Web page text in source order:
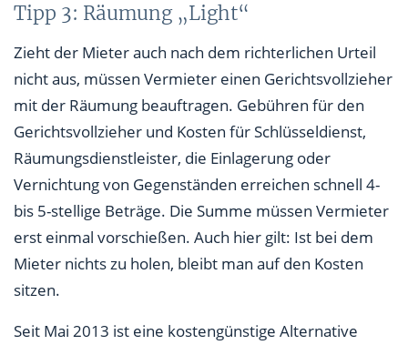
Tipp 3: Räumung „Light“
Zieht der Mieter auch nach dem richterlichen Urteil
nicht aus, müssen Vermieter einen Gerichtsvollzieher
mit der Räumung beauftragen. Gebühren für den
Gerichtsvollzieher und Kosten für Schlüsseldienst,
Räumungsdienstleister, die Einlagerung oder
Vernichtung von Gegenständen erreichen schnell 4-
bis 5-stellige Beträge. Die Summe müssen Vermieter
erst einmal vorschießen. Auch hier gilt: Ist bei dem
Mieter nichts zu holen, bleibt man auf den Kosten
sitzen.
Seit Mai 2013 ist eine kostengünstige Alternative